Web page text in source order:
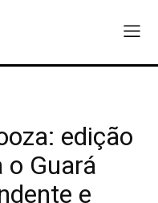
edição
o Guará
e